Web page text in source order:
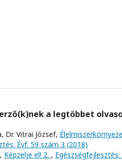
a legtöbbet
Dr. Vitrai József,
Évf. 59 szám 3 (2018)
Képzelje el! 2. ,